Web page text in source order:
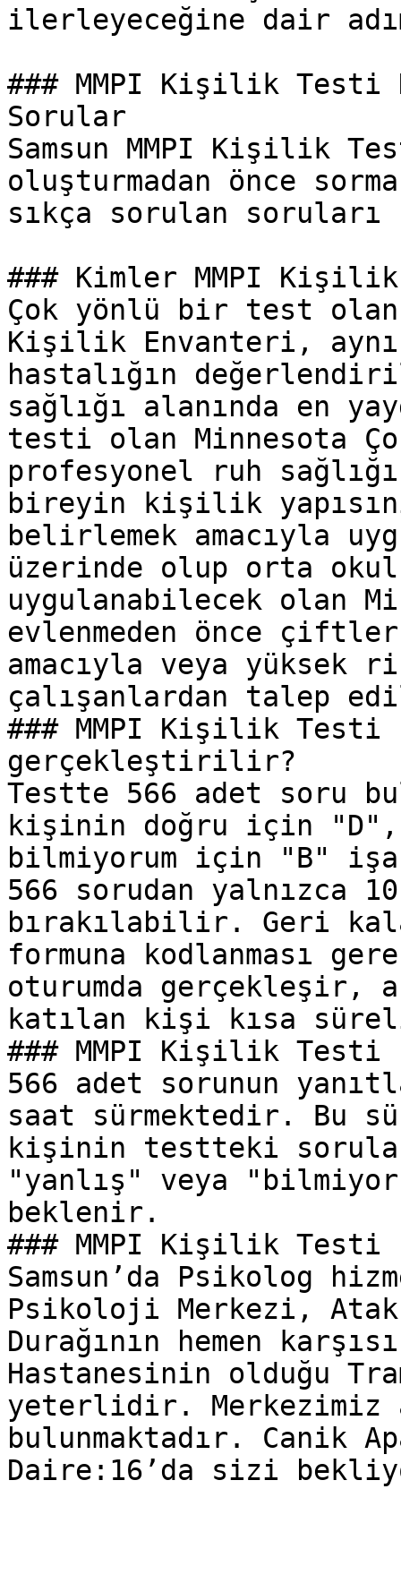
ilerleyeceğine dair
### MMPI Kişilik Testi
Sorular
Samsun MMPI Kişilik
oluşturmadan önce
sıkça sorulan
### Kimler MMPI
Çok yönlü bir test olan
Kişilik Envanteri,
hastalığın
sağlığı alanında en
testi olan Minnesota
profesyonel ruh
bireyin kişilik
belirlemek amacıyla
üzerinde olup orta okul
uygulanabilecek olan
evlenmeden önce
amacıyla veya
çalışanlardan talep
### MMPI Kişilik Testi
gerçekleştirilir?
Testte 566 adet soru
kişinin doğru için
bilmiyorum için "B"
566 sorudan yalnızca
bırakılabilir. Geri
formuna kodlanması
oturumda gerçekleşir,
katılan kişi kısa
### MMPI Kişilik Testi
566 adet sorunun
saat sürmektedir. Bu
kişinin testteki
"yanlış" veya
beklenir.
### MMPI Kişilik
Samsun’da Psikolog
Psikoloji Merkezi,
Durağının hemen
Hastanesinin olduğu
yeterlidir. Merkezimiz
bulunmaktadır. Canik
Daire:16’da sizi